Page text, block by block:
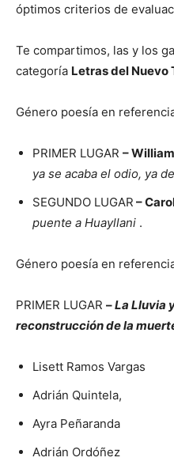
óptimos criterios de
Te compartimos, las y los
categoría Letras del Nuevo
Género poesía en
PRIMER LUGAR –
ya se acaba el odio, ya
SEGUNDO LUGAR –
puente a Huayllani .
Género poesía en
PRIMER LUGAR –La Lluvia
reconstrucción de la
Lisett Ramos Vargas
Adrián Quintela,
Ayra Peñaranda
Adrián Ordóñez